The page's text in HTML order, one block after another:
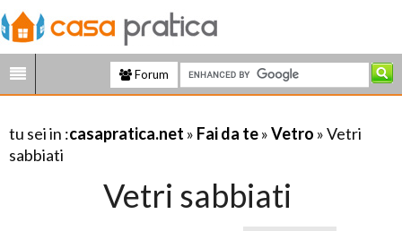
Forum
tu sei in :casapratica.net » Fai da te»Vetro » Vetri
sabbiati
Vetri sabbiati